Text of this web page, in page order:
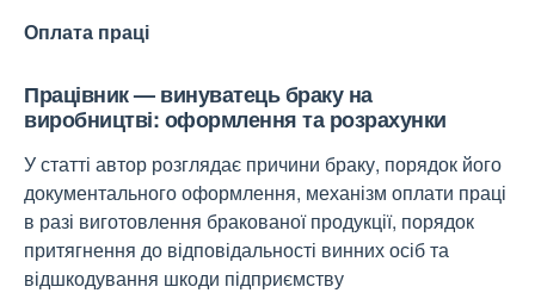
Оплата праці
Працівник — винуватець браку на
виробництві: оформлення та розрахунки
У статті автор розглядає причини браку, порядок його
документального оформлення, механізм оплати праці
в разі виготовлення бракованої продукції, порядок
притягнення до відповідальності винних осіб та
відшкодування шкоди підприємству